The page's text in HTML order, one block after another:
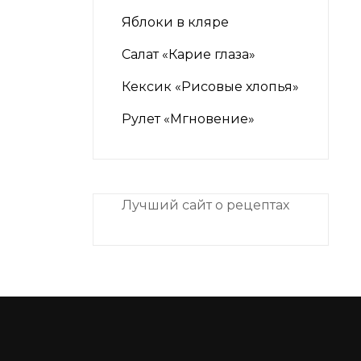
Яблоки в кляре
Салат «Карие глаза»
Кексик «Рисовые хлопья»
Рулет «Мгновение»
Лучший сайт о рецептах